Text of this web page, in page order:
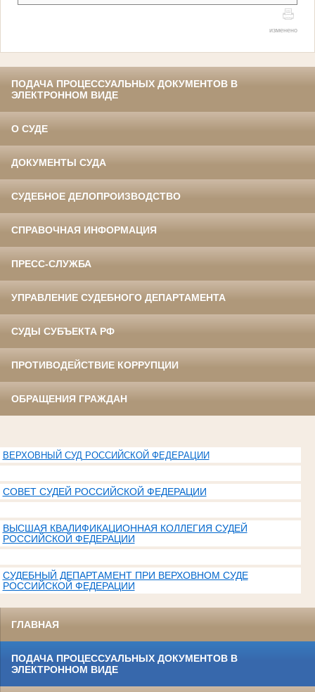
изменено
ПОДАЧА ПРОЦЕССУАЛЬНЫХ ДОКУМЕНТОВ В
ЭЛЕКТРОННОМ ВИДЕ
О СУДЕ
ДОКУМЕНТЫ СУДА
СУДЕБНОЕ ДЕЛОПРОИЗВОДСТВО
СПРАВОЧНАЯ ИНФОРМАЦИЯ
ПРЕСС-СЛУЖБА
УПРАВЛЕНИЕ СУДЕБНОГО ДЕПАРТАМЕНТА
СУДЫ СУБЪЕКТА РФ
ПРОТИВОДЕЙСТВИЕ КОРРУПЦИИ
ОБРАЩЕНИЯ ГРАЖДАН
ВЕРХОВНЫЙ СУД РОССИЙСКОЙ ФЕДЕРАЦИИ
СОВЕТ СУДЕЙ РОССИЙСКОЙ ФЕДЕРАЦИИ
ВЫСШАЯ КВАЛИФИКАЦИОННАЯ КОЛЛЕГИЯ СУДЕЙ
РОССИЙСКОЙ ФЕДЕРАЦИИ
СУДЕБНЫЙ ДЕПАРТАМЕНТ ПРИ ВЕРХОВНОМ СУДЕ
РОССИЙСКОЙ ФЕДЕРАЦИИ
ГЛАВНАЯ
ПОДАЧА ПРОЦЕССУАЛЬНЫХ ДОКУМЕНТОВ В
ЭЛЕКТРОННОМ ВИДЕ